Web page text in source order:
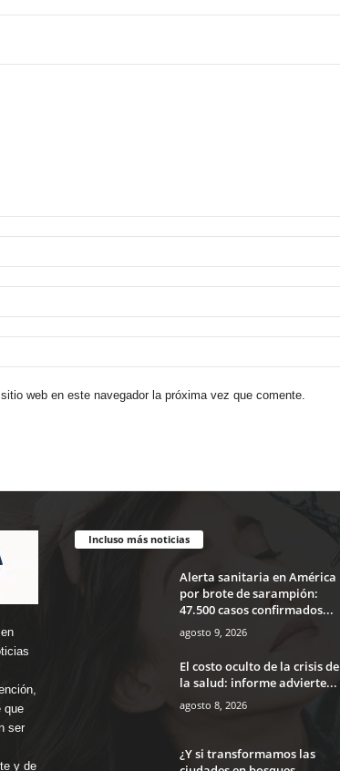
web en este navegador la próxima vez que comente.
que
ser
y de
Incluso más noticias
Alerta sanitaria en América
por brote de sarampión:
47.500 casos confirmados...
agosto 9, 2026
El costo oculto de la crisis de
la salud: informe advierte...
agosto 8, 2026
¿Y si transformamos las